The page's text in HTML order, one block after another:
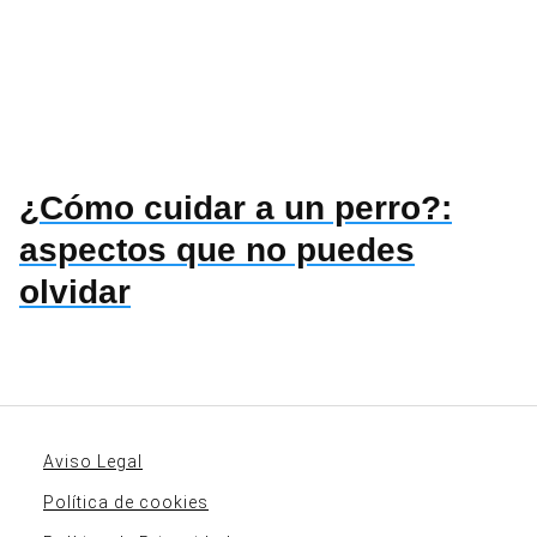
¿Cómo cuidar a un perro?:
aspectos que no puedes
olvidar
Aviso Legal
Política de cookies